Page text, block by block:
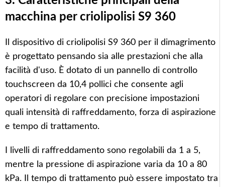
macchina per criolipolisi S9 360
Il dispositivo di criolipolisi S9 360 per il dimagrimento
è progettato pensando sia alle prestazioni che alla
facilità d'uso. È dotato di un pannello di controllo
touchscreen da 10,4 pollici che consente agli
operatori di regolare con precisione impostazioni
quali intensità di raffreddamento, forza di aspirazione
e tempo di trattamento.
I livelli di raffreddamento sono regolabili da 1 a 5,
mentre la pressione di aspirazione varia da 10 a 80
kPa. Il tempo di trattamento può essere impostato tra